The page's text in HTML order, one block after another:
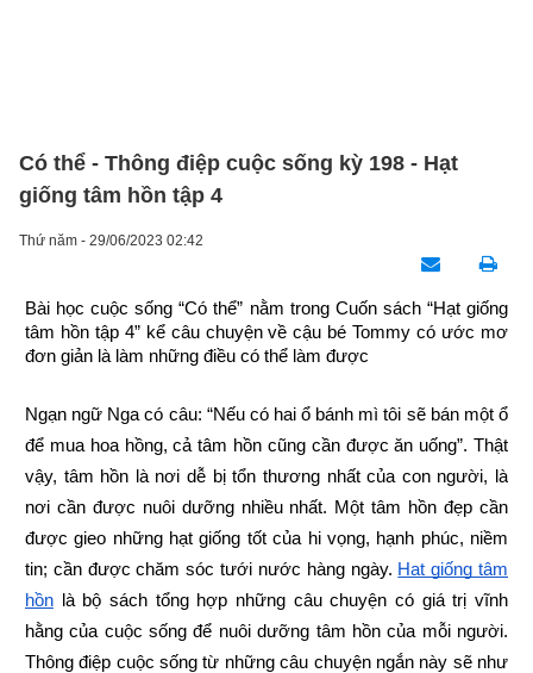
Có thể - Thông điệp cuộc sống kỳ 198 - Hạt
giống tâm hồn tập 4
Thứ năm - 29/06/2023 02:42
Bài học cuộc sống “Có thể” nằm trong Cuốn sách “Hạt giống
tâm hồn tập 4” kể câu chuyện về cậu bé Tommy có ước mơ
đơn giản là làm những điều có thể làm được
Ngạn ngữ Nga có câu: “Nếu có hai ổ bánh mì tôi sẽ bán một ổ
để mua hoa hồng, cả tâm hồn cũng cần được ăn uống”. Thật
vậy, tâm hồn là nơi dễ bị tổn thương nhất của con người, là
nơi cần được nuôi dưỡng nhiều nhất. Một tâm hồn đẹp cần
được gieo những hạt giống tốt của hi vọng, hạnh phúc, niềm
tin; cần được chăm sóc tưới nước hàng ngày. Hạt giống tâm
hồn là bộ sách tổng hợp những câu chuyện có giá trị vĩnh
hằng của cuộc sống để nuôi dưỡng tâm hồn của mỗi người.
Thông điệp cuộc sống từ những câu chuyện ngắn này sẽ như